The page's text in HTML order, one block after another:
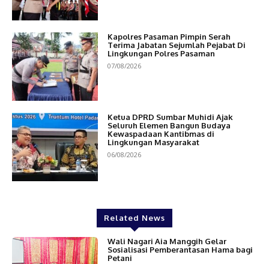
Kapolres Pasaman Pimpin Serah
Terima Jabatan Sejumlah Pejabat Di
Lingkungan Polres Pasaman
07/08/2026
Ketua DPRD Sumbar Muhidi Ajak
Seluruh Elemen Bangun Budaya
Kewaspadaan Kantibmas di
Lingkungan Masyarakat
06/08/2026
Related News
Wali Nagari Aia Manggih Gelar
Sosialisasi Pemberantasan Hama bagi
Petani